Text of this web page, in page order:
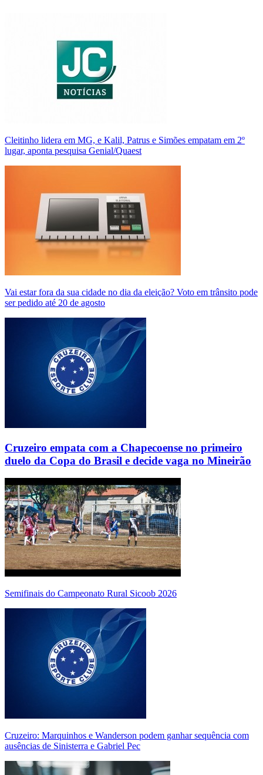
Cleitinho lidera em MG, e Kalil, Patrus e Simões empatam em 2º
lugar, aponta pesquisa Genial/Quaest
Vai estar fora da sua cidade no dia da eleição? Voto em trânsito pode
ser pedido até 20 de agosto
Cruzeiro empata com a Chapecoense no primeiro
duelo da Copa do Brasil e decide vaga no Mineirão
Semifinais do Campeonato Rural Sicoob 2026
Cruzeiro: Marquinhos e Wanderson podem ganhar sequência com
ausências de Sinisterra e Gabriel Pec